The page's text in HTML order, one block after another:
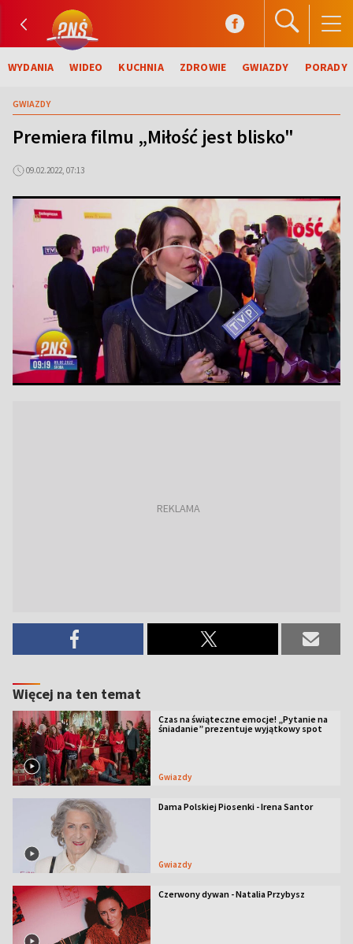
WYDANIA WIDEO KUCHNIA ZDROWIE GWIAZDY PORADY
GWIAZDY
Premiera filmu „Miłość jest blisko"
09.02.2022, 07:13
Więcej na ten temat
Czas na świąteczne emocje! „Pytanie na
śniadanie” prezentuje wyjątkowy spot
Gwiazdy
Dama Polskiej Piosenki - Irena Santor
Gwiazdy
Czerwony dywan - Natalia Przybysz